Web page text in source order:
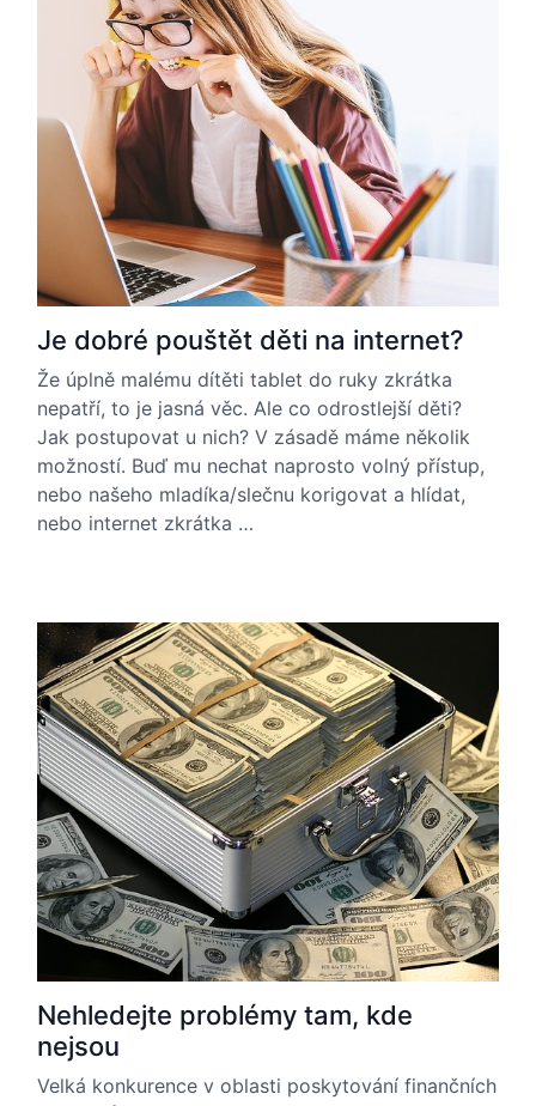
Je dobré pouštět děti na internet?
Že úplně malému dítěti tablet do ruky zkrátka
nepatří, to je jasná věc. Ale co odrostlejší děti?
Jak postupovat u nich? V zásadě máme několik
možností. Buď mu nechat naprosto volný přístup,
nebo našeho mladíka/slečnu korigovat a hlídat,
nebo internet zkrátka …
Nehledejte problémy tam, kde
nejsou
Velká konkurence v oblasti poskytování finančních